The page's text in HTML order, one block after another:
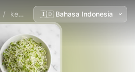
/ kecambah alfalfa